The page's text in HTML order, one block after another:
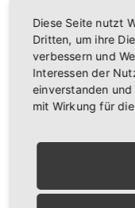
Anstehende
Diese Seite nutzt
Dritten, um ihre
verbessern und
Interessen der
einverstanden
mit Wirkung für